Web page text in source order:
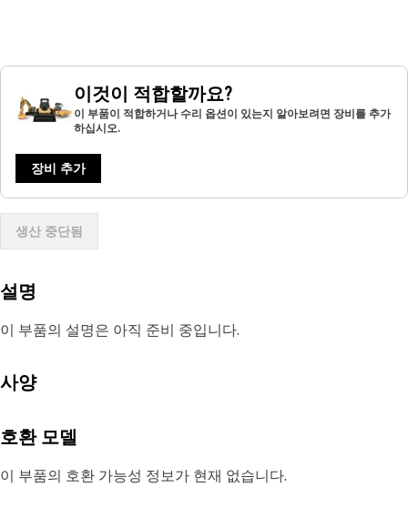
이것이 적합할까요?
이 부품이 적합하거나 수리 옵션이 있는지 알아보려면 장비를 추가
하십시오.
장비 추가
생산 중단됨
설명
이 부품의 설명은 아직 준비 중입니다.
사양
호환 모델
이 부품의 호환 가능성 정보가 현재 없습니다.